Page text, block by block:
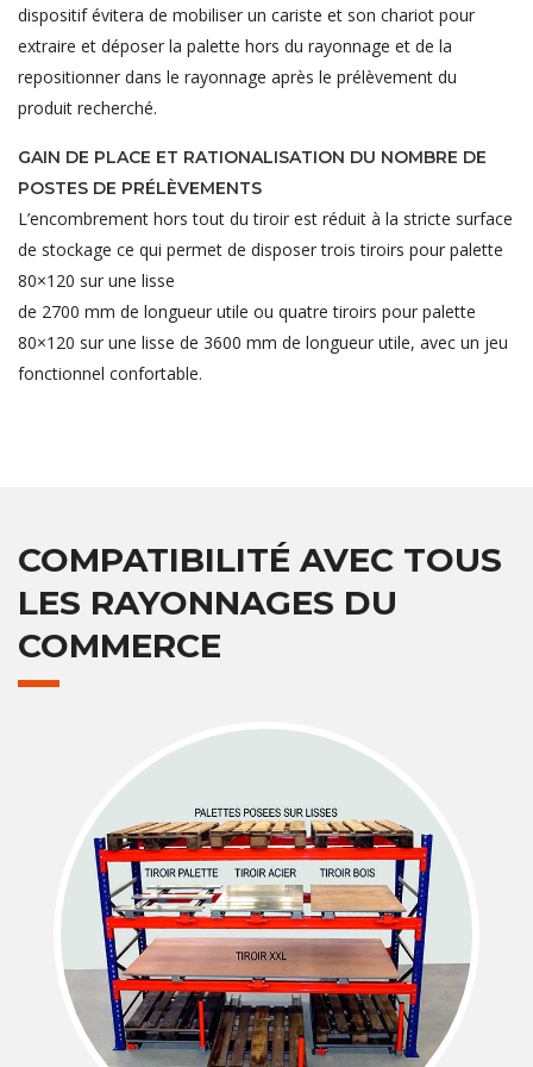
dispositif évitera de mobiliser un cariste et son chariot pour
extraire et déposer la palette hors du rayonnage et de la
repositionner dans le rayonnage après le prélèvement du
produit recherché.
GAIN DE PLACE ET RATIONALISATION DU NOMBRE DE
POSTES DE PRÉLÈVEMENTS
L’encombrement hors tout du tiroir est réduit à la stricte surface
de stockage ce qui permet de disposer trois tiroirs pour palette
80×120 sur une lisse
de 2700 mm de longueur utile ou quatre tiroirs pour palette
80×120 sur une lisse de 3600 mm de longueur utile, avec un jeu
fonctionnel confortable.
COMPATIBILITÉ AVEC TOUS
LES RAYONNAGES DU
COMMERCE